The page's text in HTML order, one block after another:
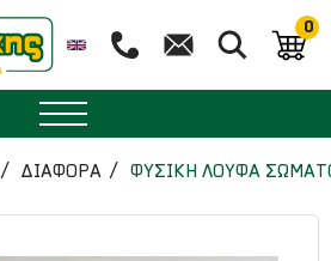
0
ΔΙΑΦΟΡΑ ΦΥΣΙΚΗ ΛΟΥΦΑ